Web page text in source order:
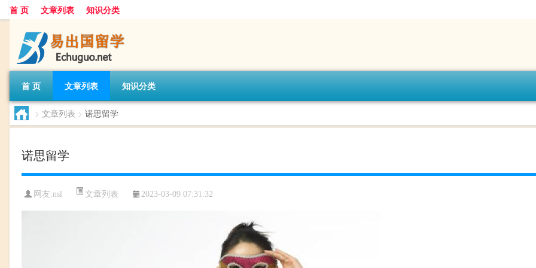
首 页 文章列表 知识分类
首 页 文章列表 知识分类
> 文章列表 > 诺思留学
诺思留学
网友:nsl 文章列表 2023-03-09 07:31:32